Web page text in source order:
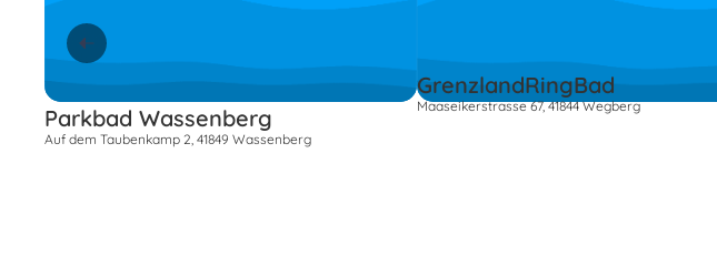
Parkbad Wassenberg
Auf dem Taubenkamp 2, 41849 Wassenberg
GrenzlandRingBad
Maaseikerstrasse 67, 41844 Wegberg